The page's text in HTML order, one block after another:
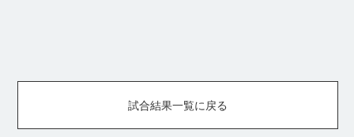
試合結果一覧に戻る